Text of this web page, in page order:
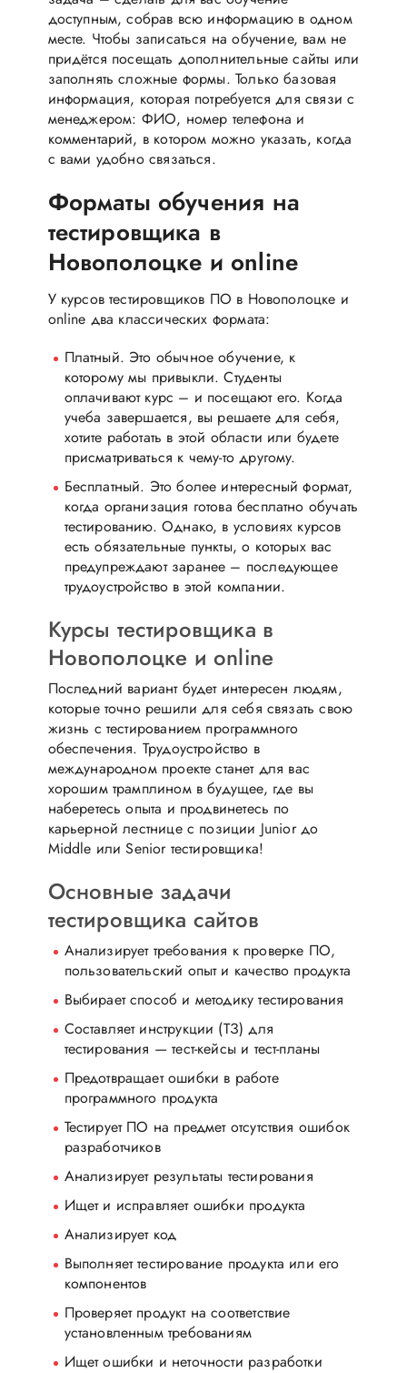
доступным, собрав всю информацию в одном
месте. Чтобы записаться на обучение, вам не
придётся посещать дополнительные сайты или
заполнять сложные формы. Только базовая
информация, которая потребуется для связи с
менеджером: ФИО, номер телефона и
комментарий, в котором можно указать, когда
с вами удобно связаться.
Форматы обучения на
тестировщика в
Новополоцке и online
У курсов тестировщиков ПО в Новополоцке и
online два классических формата:
Платный. Это обычное обучение, к
которому мы привыкли. Студенты
оплачивают курс – и посещают его. Когда
учеба завершается, вы решаете для себя,
хотите работать в этой области или будете
присматриваться к чему-то другому.
Бесплатный. Это более интересный формат,
когда организация готова бесплатно обучать
тестированию. Однако, в условиях курсов
есть обязательные пункты, о которых вас
предупреждают заранее – последующее
трудоустройство в этой компании.
Курсы тестировщика в
Новополоцке и online
Последний вариант будет интересен людям,
которые точно решили для себя связать свою
жизнь с тестированием программного
обеспечения. Трудоустройство в
международном проекте станет для вас
хорошим трамплином в будущее, где вы
наберетесь опыта и продвинетесь по
карьерной лестнице с позиции Junior до
Middle или Senior тестировщика!
Основные задачи
тестировщика сайтов
Анализирует требования к проверке ПО,
пользовательский опыт и качество продукта
Выбирает способ и методику тестирования
Составляет инструкции (ТЗ) для
тестирования — тест-кейсы и тест-планы
Предотвращает ошибки в работе
программного продукта
Тестирует ПО на предмет отсутствия ошибок
разработчиков
Анализирует результаты тестирования
Ищет и исправляет ошибки продукта
Анализирует код
Выполняет тестирование продукта или его
компонентов
Проверяет продукт на соответствие
установленным требованиям
Ищет ошибки и неточности разработки